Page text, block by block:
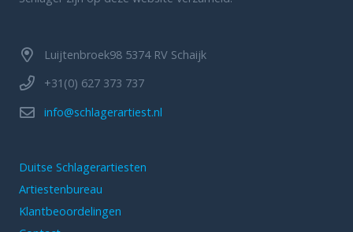
Luijtenbroek98 5374 RV Schaijk
+31(0) 627 373 737
info@schlagerartiest.nl
Duitse Schlagerartiesten
Artiestenbureau
Klantbeoordelingen